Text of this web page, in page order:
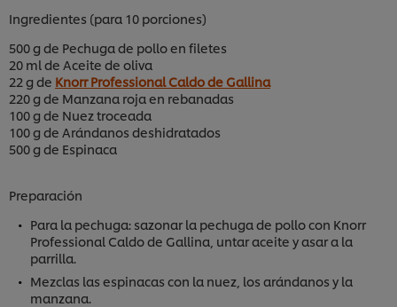
Ingredientes (para 10 porciones)
500 g de Pechuga de pollo en filetes
20 ml de Aceite de oliva
22 g de Knorr Professional Caldo de Gallina
220 g de Manzana roja en rebanadas
100 g de Nuez troceada
100 g de Arándanos deshidratados
500 g de Espinaca
Preparación
Para la pechuga: sazonar la pechuga de pollo con Knorr
Professional Caldo de Gallina, untar aceite y asar a la
parrilla.
Mezclas las espinacas con la nuez, los arándanos y la
manzana.